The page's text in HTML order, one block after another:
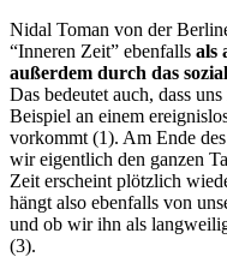
Nidal Toman von der
“Inneren Zeit” ebenfalls als
außerdem durch das
Das bedeutet auch, dass
Beispiel an einem
vorkommt (1). Am Ende
wir eigentlich den ganzen
Zeit erscheint plötzlich
hängt also ebenfalls von
und ob wir ihn als
(3).